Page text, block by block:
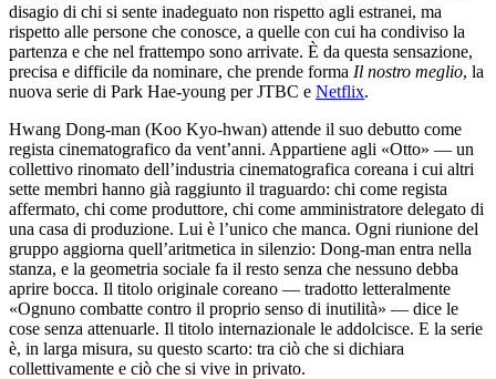
disagio di chi si sente inadeguato non rispetto agli estranei, ma
rispetto alle persone che conosce, a quelle con cui ha condiviso la
partenza e che nel frattempo sono arrivate. È da questa sensazione,
precisa e difficile da nominare, che prende forma Il nostro meglio, la
nuova serie di Park Hae-young per JTBC e Netflix.
Hwang Dong-man (Koo Kyo-hwan) attende il suo debutto come
regista cinematografico da vent’anni. Appartiene agli «Otto» — un
collettivo rinomato dell’industria cinematografica coreana i cui altri
sette membri hanno già raggiunto il traguardo: chi come regista
affermato, chi come produttore, chi come amministratore delegato di
una casa di produzione. Lui è l’unico che manca. Ogni riunione del
gruppo aggiorna quell’aritmetica in silenzio: Dong-man entra nella
stanza, e la geometria sociale fa il resto senza che nessuno debba
aprire bocca. Il titolo originale coreano — tradotto letteralmente
«Ognuno combatte contro il proprio senso di inutilità» — dice le
cose senza attenuarle. Il titolo internazionale le addolcisce. E la serie
è, in larga misura, su questo scarto: tra ciò che si dichiara
collettivamente e ciò che si vive in privato.